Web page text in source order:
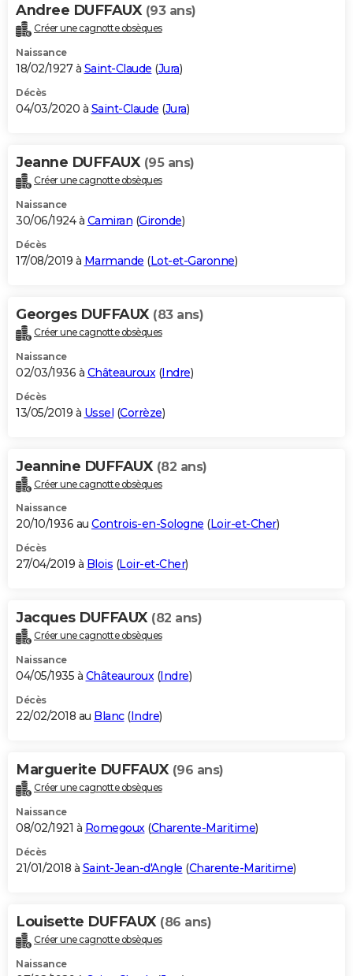
Andree DUFFAUX (93 ans)
Créer une cagnotte obsèques
Naissance
18/02/1927 à Saint-Claude (Jura)
Décès
04/03/2020 à Saint-Claude (Jura)
Jeanne DUFFAUX (95 ans)
Créer une cagnotte obsèques
Naissance
30/06/1924 à Camiran (Gironde)
Décès
17/08/2019 à Marmande (Lot-et-Garonne)
Georges DUFFAUX (83 ans)
Créer une cagnotte obsèques
Naissance
02/03/1936 à Châteauroux (Indre)
Décès
13/05/2019 à Ussel (Corrèze)
Jeannine DUFFAUX (82 ans)
Créer une cagnotte obsèques
Naissance
20/10/1936 au Controis-en-Sologne (Loir-et-Cher)
Décès
27/04/2019 à Blois (Loir-et-Cher)
Jacques DUFFAUX (82 ans)
Créer une cagnotte obsèques
Naissance
04/05/1935 à Châteauroux(Indre)
Décès
22/02/2018 au Blanc(Indre)
Marguerite DUFFAUX (96 ans)
Créer une cagnotte obsèques
Naissance
08/02/1921 à Romegoux(Charente-Maritime)
Décès
21/01/2018 à Saint-Jean-d'Angle (Charente-Maritime)
Louisette DUFFAUX (86 ans)
Créer une cagnotte obsèques
Naissance